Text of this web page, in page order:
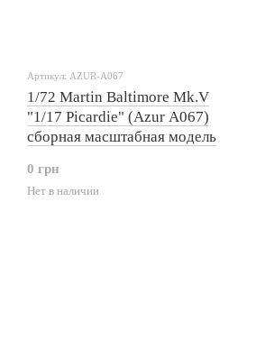
Артикул: AZUR-A067
1/72 Martin Baltimore Mk.V
"1/17 Picardie" (Azur A067)
сборная масштабная модель
0 грн
Нет в наличии